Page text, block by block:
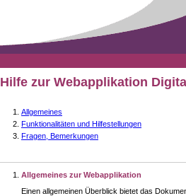
Hilfe zur Webapplikation
Allgemeines
Funktionalitäten und Hilfestellungen
Fragen, Bemerkungen
Allgemeines zur Webapplikation
Einen allgemeinen Überblick bietet das